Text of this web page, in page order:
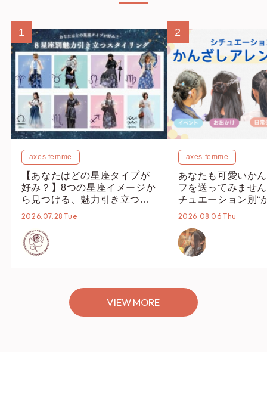
1
axes femme
【あなたはどの星座タイプが
好み？】8つの星座イメージか
ら見つける、魅力引き立つス
タイリング♡
2026.07.28 Tue
2
axes femme
あなたも可愛いか
フを送ってみませ
チュエーション別“
オススメ【ショッ
2026.08.06 Thu
VIEW MORE